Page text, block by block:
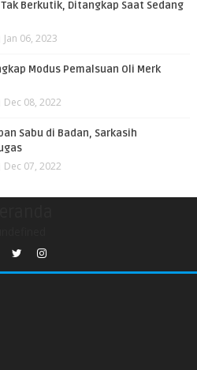
Berkutik, Ditangkap Saat Sedang
Jan 06, 2023
Modus Pemalsuan Oli Merk
Dec 08, 2022
Sabu di Badan, Sarkasih
Dec 07, 2022